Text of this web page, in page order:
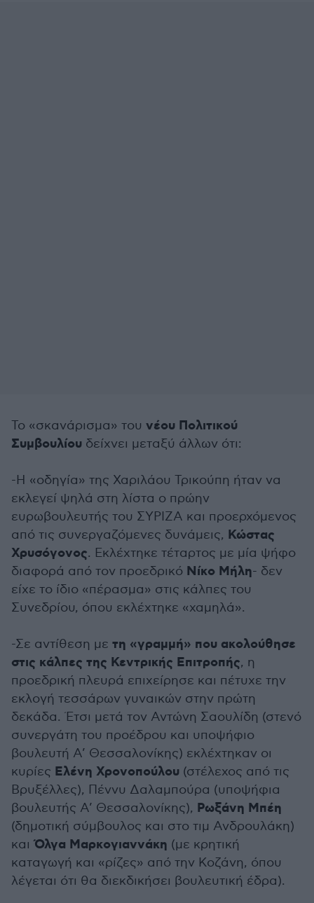
Το «σκανάρισμα» του νέου Πολιτικού
Συμβουλίου δείχνει μεταξύ άλλων ότι:
-Η «οδηγία» της Χαριλάου Τρικούπη ήταν να
εκλεγεί ψηλά στη λίστα ο πρώην
ευρωβουλευτής του ΣΥΡΙΖΑ και προερχόμενος
από τις συνεργαζόμενες δυνάμεις, Κώστας
Χρυσόγονος. Εκλέχτηκε τέταρτος με μία ψήφο
διαφορά από τον προεδρικό Νίκο Μήλη- δεν
είχε το ίδιο «πέρασμα» στις κάλπες του
Συνεδρίου, όπου εκλέχτηκε «χαμηλά».
-Σε αντίθεση με τη «γραμμή» που ακολούθησε
στις κάλπες της Κεντρικής Επιτροπής, η
προεδρική πλευρά επιχείρησε και πέτυχε την
εκλογή τεσσάρων γυναικών στην πρώτη
δεκάδα. Έτσι μετά τον Αντώνη Σαουλίδη (στενό
συνεργάτη του προέδρου και υποψήφιο
βουλευτή Α’ Θεσσαλονίκης) εκλέχτηκαν οι
κυρίες Ελένη Χρονοπούλου (στέλεχος από τις
Βρυξέλλες), Πέννυ Δαλαμπούρα (υποψήφια
βουλευτής Α’ Θεσσαλονίκης), Ρωξάνη Μπέη
(δημοτική σύμβουλος και στο τιμ Ανδρουλάκη)
και Όλγα Μαρκογιαννάκη (με κρητική
καταγωγή και «ρίζες» από την Κοζάνη, όπου
λέγεται ότι θα διεκδικήσει βουλευτική έδρα).